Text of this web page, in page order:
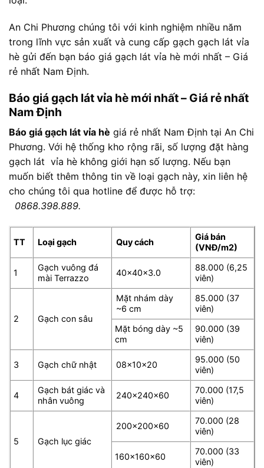
An Chi Phương chúng tôi với kinh nghiệm nhiều năm
trong lĩnh vực sản xuất và cung cấp gạch gạch lát vỉa
hè gửi đến bạn báo giá gạch lát vỉa hè mới nhất – Giá
rẻ nhất Nam Định.
Báo giá gạch lát vỉa hè mới nhất – Giá rẻ nhất
Nam Định
Báo giá gạch lát vỉa hè giá rẻ nhất Nam Định tại An Chi
Phương. Với hệ thống kho rộng rãi, số lượng đặt hàng
gạch lát vỉa hè không giới hạn số lượng. Nếu bạn
muốn biết thêm thông tin về loại gạch này, xin liên hệ
cho chúng tôi qua hotline để được hỗ trợ:
0868.398.889.
TT Loại gạch Quy cách
Giá bán
(VNĐ/m2)
1
Gạch vuông đá
mài Terrazzo
40x40x3.0
88.000 (6,25
viên)
2 Gạch con sâu
Mặt nhám dày
~6 cm
85.000 (37
viên)
Mặt bóng dày ~5
cm
90.000 (39
viên)
3 Gạch chữ nhật 08x10x20
95.000 (50
viên)
4
Gạch bát giác và
nhân vuông
240x240x60
70.000 (17,5
viên)
5 Gạch lục giác
200x200x60
70.000 (28
viên)
160x160x60
70.000 (33
viên)